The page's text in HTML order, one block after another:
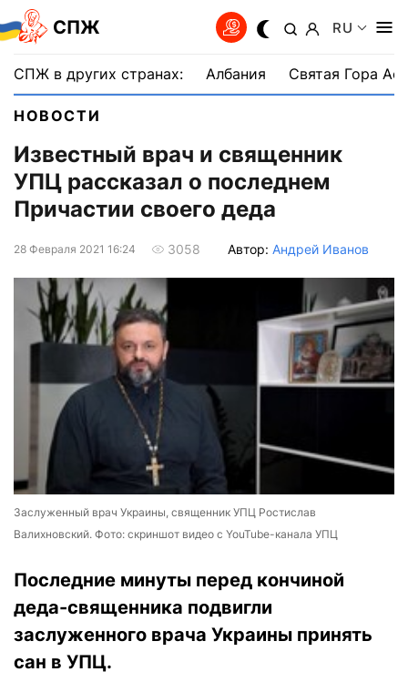
СПЖ RU
СПЖ в других странах: Албания Святая Гора
НОВОСТИ
Известный врач и священник
УПЦ рассказал о последнем
Причастии своего деда
28 Февраля 2021 16:24 3058 Автор: Андрей Иванов
Заслуженный врач Украины, священник УПЦ Ростислав
Валихновский. Фото: скриншот видео с YouTube-канала УПЦ
Последние минуты перед кончиной
деда-священника подвигли
заслуженного врача Украины принять
сан в УПЦ.